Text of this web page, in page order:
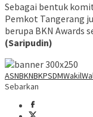
Sebagai bentuk
Pemkot Tangerang
berupa BKN Awards
(Saripudin)
ASNBKN
Sebarkan